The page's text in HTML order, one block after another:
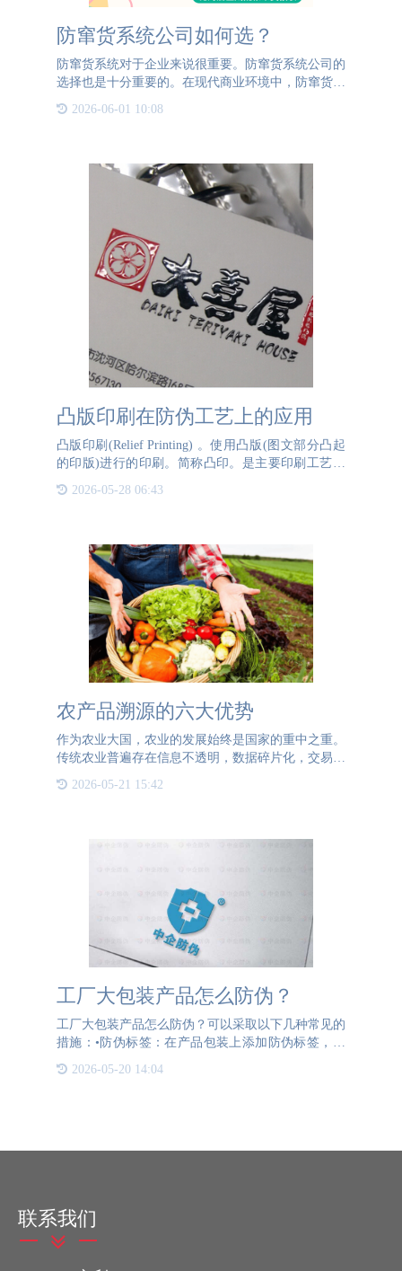
防窜货系统公司如何选？
防窜货系统对于企业来说很重要。防窜货系统公司的
选择也是十分重要的。在现代商业环境中，防窜货系
统公司扮演着至关重要的角色。防窜货系统公司帮助
企业在产品流通环节维护品牌声誉、控制市场价格并
2026-06-01 10:08
凸版印刷在防伪工艺上的应用
凸版印刷(Relief Printing) 。使用凸版(图文部分凸起
的印版)进行的印刷。简称凸印。是主要印刷工艺之
一。历史最久，在长期发展过程中不断得到改进。凸
版印刷在防伪标签工艺上的应用主要体现在以
2026-05-28 06:43
农产品溯源的六大优势
作为农业大国，农业的发展始终是国家的重中之重。
传统农业普遍存在信息不透明，数据碎片化，交易节
安全性。为此，农产品的溯源就成为了确保食品安全
2026-05-21 15:42
工厂大包装产品怎么防伪？
工厂大包装产品怎么防伪？可以采取以下几种常见的
措施：•防伪标签：在产品包装上添加防伪标签，可
通过扫描或识别防伪标签上的信息来验证产品的真
2026-05-20 14:04
联系我们